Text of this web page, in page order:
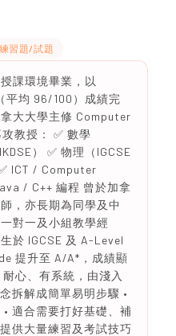
習題/試題
課環境畢業，以
均 96/100）成績完
大大學主修 Computer
教授： ✅ 數學
） ✅ 物理（IGCSE
ICT / Computer
/ C++ 編程 曾於加拿
，亦長期為同學及中
對一及小組教學經
於 IGCSE 及 A-Level
提升至 A/A*，成績顯
心、有系統，由淺入
拆解成簡單易明步驟 •
適合需要打好基礎、補
供大量練習及考試技巧